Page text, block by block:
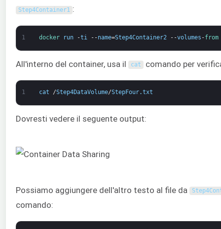
Step4Container1 :
1 docker run -ti --name=Step4Container2 --volumes -
All'interno del container, usa il cat comando per
1 cat /Step4DataVolume/StepFour.txt
Dovresti vedere il seguente output:
Possiamo aggiungere dell'altro testo al file da
comando: